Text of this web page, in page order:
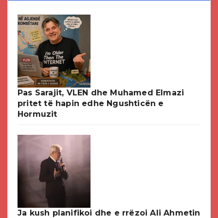
Pas Sarajit, VLEN dhe Muhamed Elmazi
pritet të hapin edhe Ngushticën e
Hormuzit
Ja kush planifikoi dhe e rrëzoi Ali Ahmetin